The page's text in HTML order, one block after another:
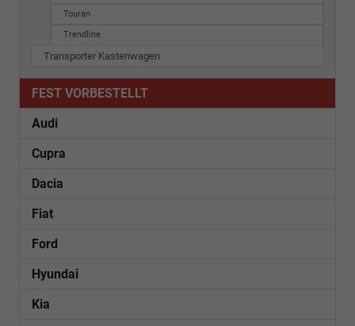
Touran
Trendline
Transporter Kastenwagen
FEST VORBESTELLT
Audi
Cupra
Dacia
Fiat
Ford
Hyundai
Kia